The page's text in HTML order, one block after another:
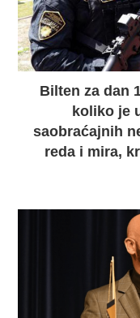
Bilten za dan
koliko je
saobraćajnih
reda i mira,